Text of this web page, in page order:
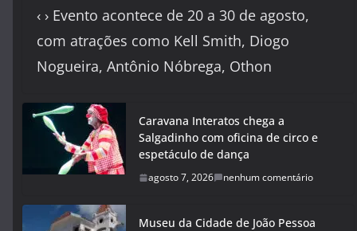
‹ › Evento acontece de 20 a 30 de agosto,
com atrações como Kell Smith, Diogo
Nogueira, Antônio Nóbrega, Othon
Caravana Interatos chega a
Salgadinho com oficina de circo e
espetáculo de dança
agosto 7, 2026 nenhum comentário
Museu da Cidade de João Pessoa